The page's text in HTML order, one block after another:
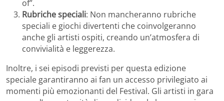
of”.
Rubriche speciali: Non mancheranno rubriche
speciali e giochi divertenti che coinvolgeranno
anche gli artisti ospiti, creando un’atmosfera di
convivialità e leggerezza.
Inoltre, i sei episodi previsti per questa edizione
speciale garantiranno ai fan un accesso privilegiato ai
momenti più emozionanti del Festival. Gli artisti in gara